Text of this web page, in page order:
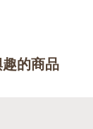
的商品